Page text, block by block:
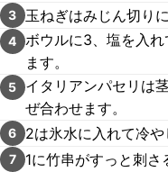
3 玉ねぎはみじん切りに
4 ボウルに3、塩を入
ます。
5
イタリアンパセリは
ぜ合わせます。
6 2は氷水に入れて冷や
7 1に竹串がすっと刺さ